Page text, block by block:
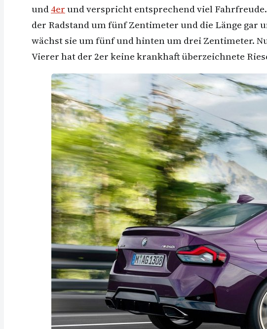
und4erund verspricht entsprechend viel
der Radstand um fünf Zentimeter und die Länge gar
wächst sie um fünf und hinten um drei Zentimeter.
Vierer hat der 2er keine krankhaft überzeichnete